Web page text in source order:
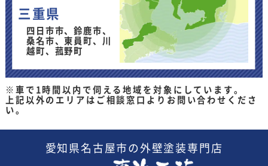
三重県
四日市市、鈴鹿市、
桑名市、東員町、川
越町、菰野町
※車で1時間以内で伺える地域を対象にしています。
上記以外のエリアはご相談窓口よりお問い合わせくださ
い。
愛知県名古屋市の外壁塗装 専門店